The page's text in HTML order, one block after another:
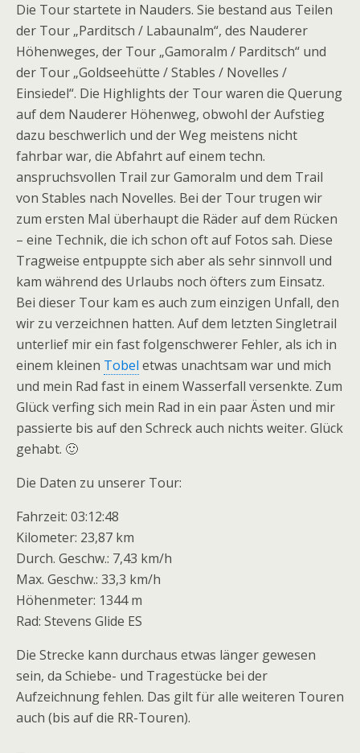
Die Tour startete in Nauders. Sie bestand aus Teilen
der Tour „Parditsch / Labaunalm“, des Nauderer
Höhenweges, der Tour „Gamoralm / Parditsch“ und
der Tour „Goldseehütte / Stables / Novelles /
Einsiedel“. Die Highlights der Tour waren die Querung
auf dem Nauderer Höhenweg, obwohl der Aufstieg
dazu beschwerlich und der Weg meistens nicht
fahrbar war, die Abfahrt auf einem techn.
anspruchsvollen Trail zur Gamoralm und dem Trail
von Stables nach Novelles. Bei der Tour trugen wir
zum ersten Mal überhaupt die Räder auf dem Rücken
– eine Technik, die ich schon oft auf Fotos sah. Diese
Tragweise entpuppte sich aber als sehr sinnvoll und
kam während des Urlaubs noch öfters zum Einsatz.
Bei dieser Tour kam es auch zum einzigen Unfall, den
wir zu verzeichnen hatten. Auf dem letzten Singletrail
unterlief mir ein fast folgenschwerer Fehler, als ich in
einem kleinen Tobel etwas unachtsam war und mich
und mein Rad fast in einem Wasserfall versenkte. Zum
Glück verfing sich mein Rad in ein paar Ästen und mir
passierte bis auf den Schreck auch nichts weiter. Glück
gehabt. 🙂
Die Daten zu unserer Tour:
Fahrzeit: 03:12:48
Kilometer: 23,87 km
Durch. Geschw.: 7,43 km/h
Max. Geschw.: 33,3 km/h
Höhenmeter: 1344 m
Rad: Stevens Glide ES
Die Strecke kann durchaus etwas länger gewesen
sein, da Schiebe- und Tragestücke bei der
Aufzeichnung fehlen. Das gilt für alle weiteren Touren
auch (bis auf die RR-Touren).